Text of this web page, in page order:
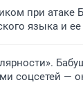
при атаке
языка и
соцсетей —